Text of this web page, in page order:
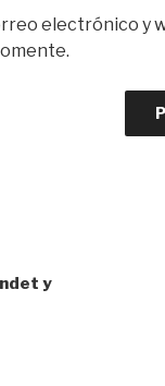
electrónico y
y